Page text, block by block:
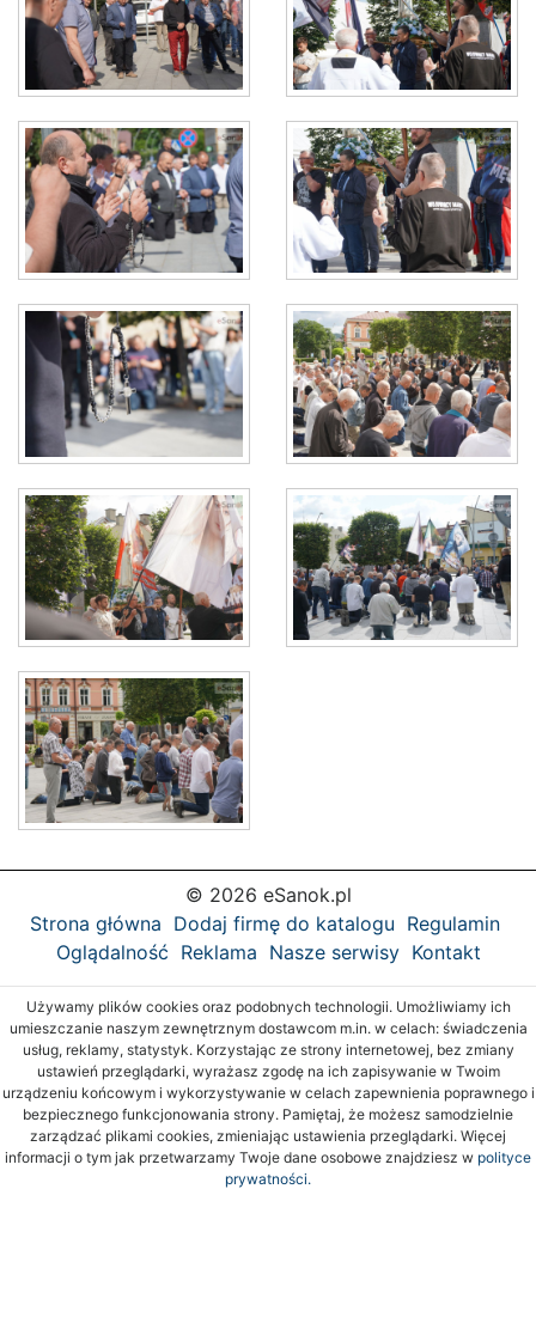
© 2026 eSanok.pl
Strona główna Dodaj firmę do katalogu Regulamin
Oglądalność Reklama Nasze serwisy Kontakt
Używamy plików cookies oraz podobnych technologii. Umożliwiamy ich
umieszczanie naszym zewnętrznym dostawcom m.in. w celach: świadczenia
usług, reklamy, statystyk. Korzystając ze strony internetowej, bez zmiany
ustawień przeglądarki, wyrażasz zgodę na ich zapisywanie w Twoim
urządzeniu końcowym i wykorzystywanie w celach zapewnienia poprawnego i
bezpiecznego funkcjonowania strony. Pamiętaj, że możesz samodzielnie
zarządzać plikami cookies, zmieniając ustawienia przeglądarki. Więcej
informacji o tym jak przetwarzamy Twoje dane osobowe znajdziesz w polityce
prywatności.